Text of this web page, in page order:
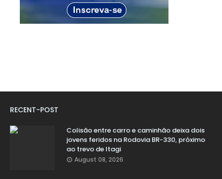
RECENT-POST
Colisão entre carro e caminhão deixa dois
jovens feridos na Rodovia BR-330, próximo
ao trevo de Itagi
August 08, 2026